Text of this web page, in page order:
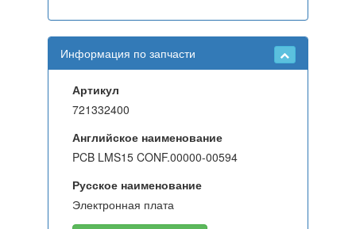
Информация по запчасти
Артикул
721332400
Английское наименование
PCB LMS15 CONF.00000-00594
Русское наименование
Электронная плата